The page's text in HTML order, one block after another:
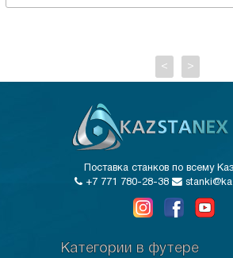
< >
Поставка станков по всему
+7 771 780-28-38
Категории в футере